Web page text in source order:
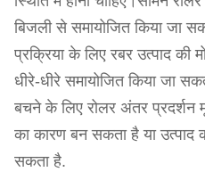
बिजली से समायोजित किया जा
प्रक्रिया के लिए रबर उत्पाद
धीरे-धीरे समायोजित किया जा
बचने के लिए रोलर अंतर प्रदर्शन
का कारण बन सकता है या उत्पाद
सकता है.